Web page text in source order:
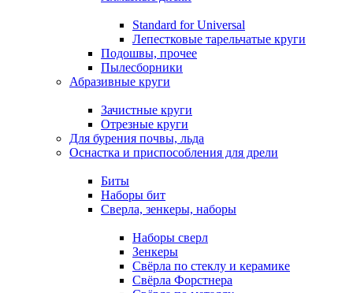
Standard for Universal
Лепестковые тарельчатые круги
Подошвы, прочее
Пылесборники
Абразивные круги
Зачистные круги
Отрезные круги
Для бурения почвы, льда
Оснастка и приспособления для дрели
Биты
Наборы бит
Сверла, зенкеры, наборы
Наборы сверл
Зенкеры
Свёрла по стеклу и керамике
Свёрла Форстнера